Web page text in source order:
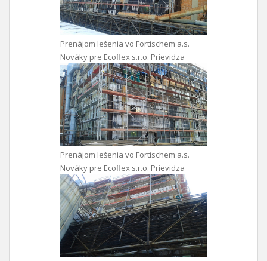
Prenájom lešenia vo Fortischem a.s.
Nováky pre Ecoflex s.r.o. Prievidza
Prenájom lešenia vo Fortischem a.s.
Nováky pre Ecoflex s.r.o. Prievidza